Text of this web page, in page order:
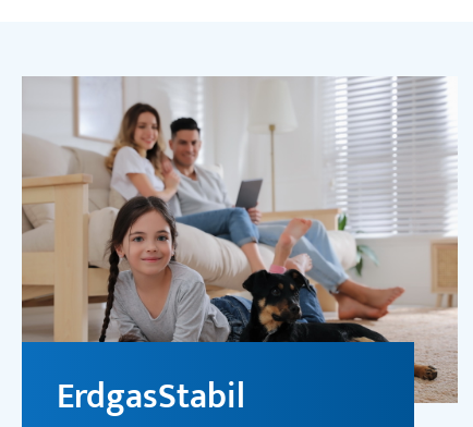
ErdgasStabil